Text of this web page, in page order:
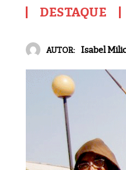
DESTAQUE
AUTOR: Isabel